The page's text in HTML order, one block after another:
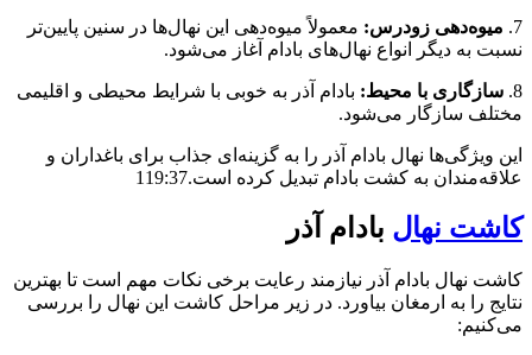
7. میوه‌دهی زودرس: معمولاً میوه‌دهی این نهال‌ها در سنین پایین‌تر
نسبت به دیگر انواع نهال‌های بادام آغاز می‌شود.
8. سازگاری با محیط: بادام آذر به خوبی با شرایط محیطی و اقلیمی
مختلف سازگار می‌شود.
این ویژگی‌ها نهال بادام آذر را به گزینه‌ای جذاب برای باغداران و
علاقه‌مندان به کشت بادام تبدیل کرده است.
1 19:37
کاشت نهال بادام آذر
کاشت نهال بادام آذر نیازمند رعایت برخی نکات مهم است تا بهترین
نتایج را به ارمغان بیاورد. در زیر مراحل کاشت این نهال را بررسی
می‌کنیم: